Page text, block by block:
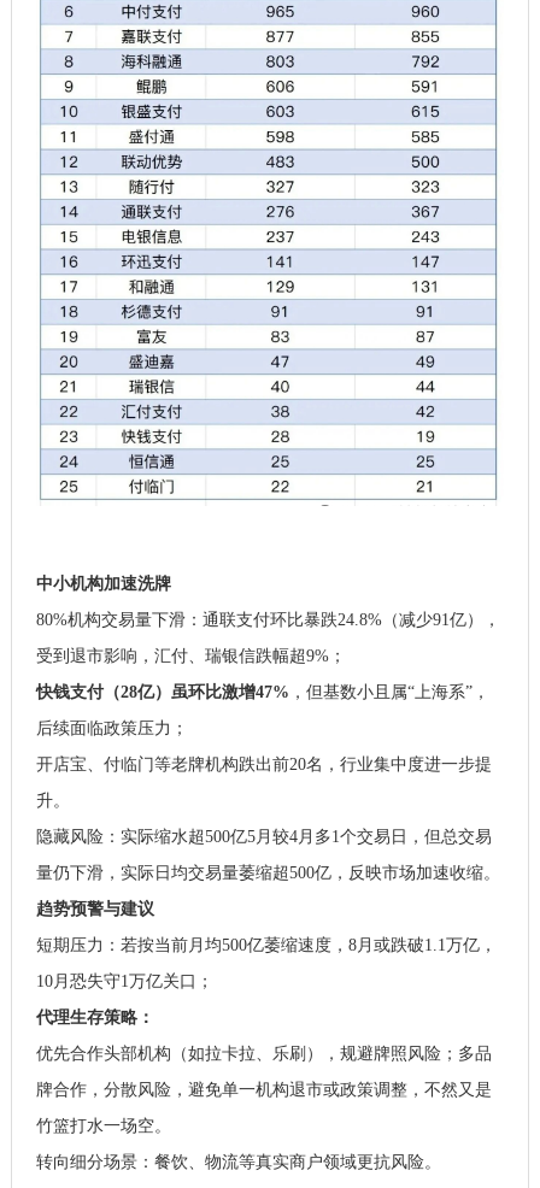
中小机构加速洗牌
80%机构交易量下滑：通联支付环比暴跌24.8%（减少91亿），
受到退市影响，汇付、 瑞银信跌幅超9%；
快钱支付（28亿）虽环比激增47% ，但基数小且属“上海系”，
后续面临政策压力；
开店宝、付临门等老牌机构跌出前20名，行业集中度进一步提
升。
隐藏风险：实际缩水超500亿5月较4月多1个交易日，但总交易
量仍下滑，实际日均交易量萎缩超500亿，反映市场加速收缩。
趋势预警与建议
短期压力：若按当前月均500亿萎缩速度，8月或跌破1.1万亿，
10月恐失守1万亿关口；
代理生存策略：
优先合作头部机构（如拉卡拉、乐刷），规避牌照风险；多品
牌合作，分散风险，避免单一机构退市或政策调整，不然又是
竹篮打水一场空。
转向细分场景：餐饮、物流等真实商户领域更抗风险。